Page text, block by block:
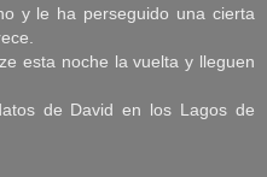
y le ha perseguido una cierta
esta noche la vuelta y lleguen
de David en los Lagos de